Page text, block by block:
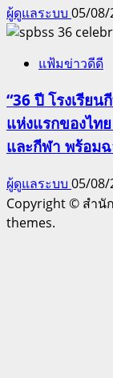
ผู้ดูแลระบบ 05/08/
แฟ้มข่าวดีดี
“36 ปี โรงเรีย
แห่งแรกของไท
และกีฬา พร้อม
ผู้ดูแลระบบ 05/08/
Copyright © สำนั
themes.